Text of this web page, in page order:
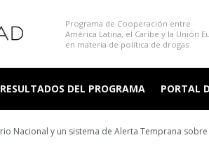
Programa de Cooperación entre
América Latina, el Caribe y la Unión
en materia de política de drogas
RESULTADOS DEL PROGRAMA PORTAL
Nacional y un sistema de Alerta Temprana